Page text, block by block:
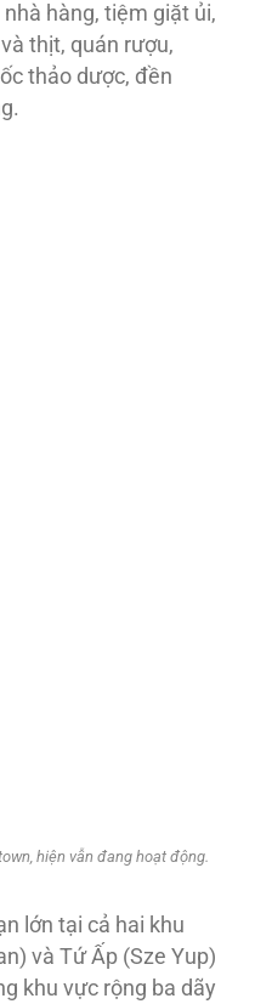
hàng, tiệm giặt ủi,
thịt, quán rượu,
thảo dược, đền
hiện vẫn đang hoạt động.
lớn tại cả hai khu
và Tứ Ấp (Sze Yup)
khu vực rộng ba dãy